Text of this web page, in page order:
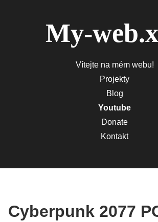
My-
Vítejte na mém webu!
Projekty
Blog
Youtube
Donate
Kontakt
Cyberpunk 2077